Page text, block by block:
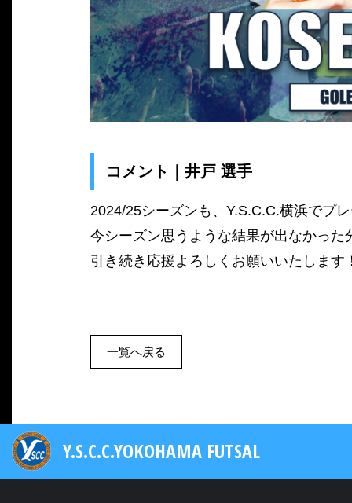
コメント｜井戸 選手
2024/25シーズンも、Y.S.C.C.横浜でプ
今シーズン思うような結果が出なかっ
引き続き応援よろしくお願いいたします
一覧へ戻る
Y.S.C.C.YOKOHAMA FUTSAL